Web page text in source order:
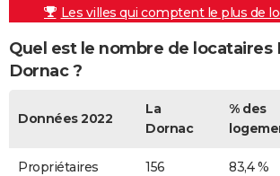
Les villes qui comptent le plus de
Quel est le nombre de locataires
Dornac ?
Données 2022
La
Dornac
% des
Propriétaires 156 83,4 %